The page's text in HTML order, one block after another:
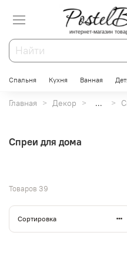
интернет-магазин
Спальня Кухня Ванная
Главная Декор ...
Спреи для дома
Товаров 39
Сортировка